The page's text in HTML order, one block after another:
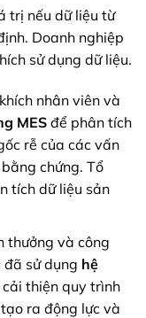
trị nếu dữ liệu từ
Doanh nghiệp
sử dụng dữ liệu.
nhân viên và
MESđể phân tích
rễ của các vấn
chứng. Tổ
tích dữ liệu sản
thưởng và công
đã sử dụng hệ
thiện quy trình
ra động lực và